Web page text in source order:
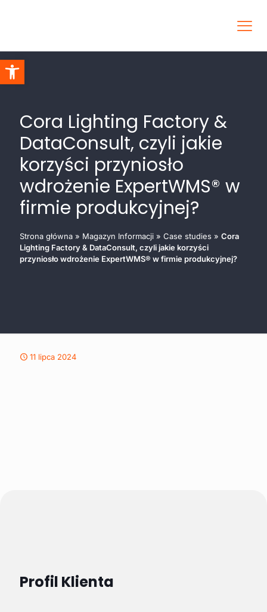
Otwórz pasek narzędzi
Cora Lighting Factory &
DataConsult, czyli jakie
korzyści przyniosło
wdrożenie ExpertWMS® w
firmie produkcyjnej?
Strona główna » Magazyn Informacji » Case studies » Cora
Lighting Factory & DataConsult, czyli jakie korzyści
przyniosło wdrożenie ExpertWMS® w firmie produkcyjnej?
11 lipca 2024
Profil Klienta